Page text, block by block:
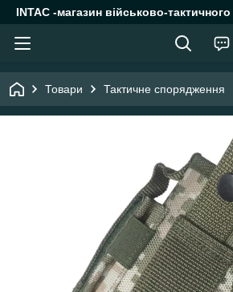
INTAC -магазин військово-
Товари Тактичне спорядження